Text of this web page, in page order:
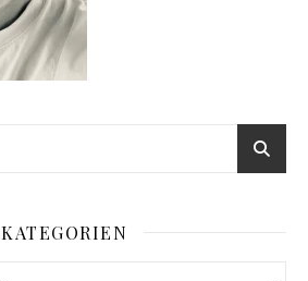
KATEGORIEN